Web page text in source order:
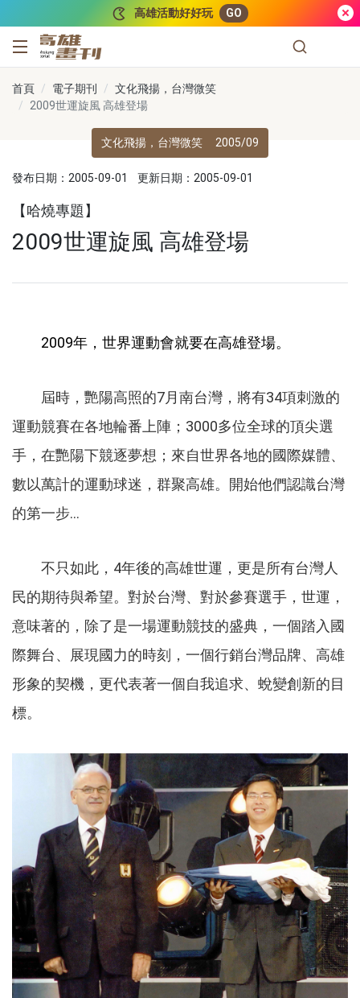
高雄活動好好玩 GO
高雄畫刊
首頁 電子期刊
文化飛揚，台灣微笑
2009世運旋風 高雄登場
文化飛揚，台灣微笑 2005/09
發布日期：2005-09-01 更新日期：2005-09-01
【哈燒專題】
2009世運旋風 高雄登場
2009年，世界運動會就要在高雄登場。
屆時，艷陽高照的7月南台灣，將有34項刺激的
運動競賽在各地輪番上陣；3000多位全球的頂尖選
手，在艷陽下競逐夢想；來自世界各地的國際媒體、
數以萬計的運動球迷，群聚高雄。開始他們認識台灣
的第一步...
不只如此，4年後的高雄世運，更是所有台灣人
民的期待與希望。對於台灣、對於參賽選手，世運，
意味著的，除了是一場運動競技的盛典，一個踏入國
際舞台、展現國力的時刻，一個行銷台灣品牌、高雄
形象的契機，更代表著一個自我追求、蛻變創新的目
標。